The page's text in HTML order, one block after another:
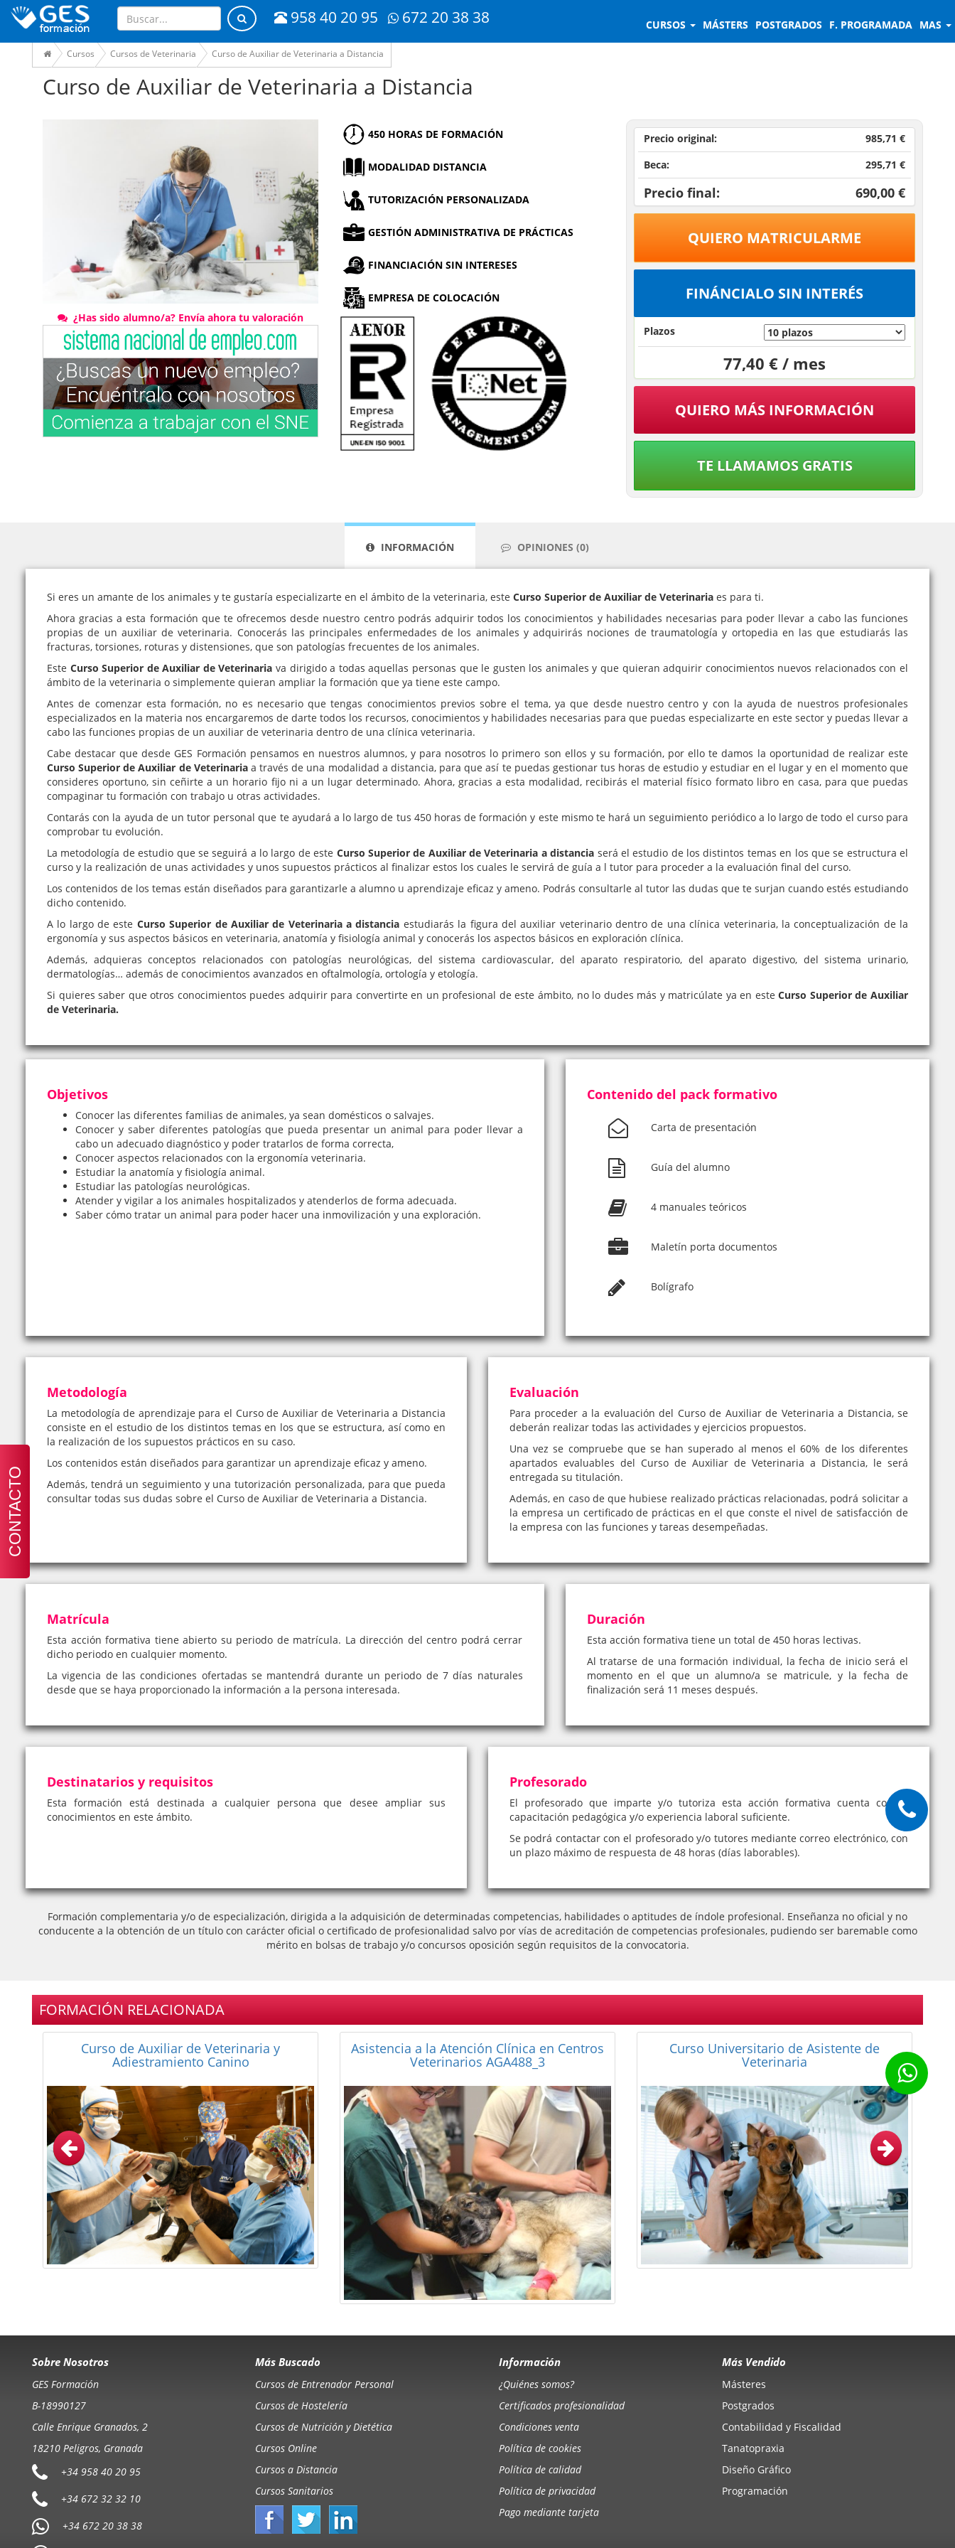
958 40 20 95 672 20 38 38 CURSOS MÁSTERS POSTGRADOS F. PROGRAMADA MAS
Cursos Cursos de Veterinaria Curso de Auxiliar de Veterinaria a Distancia
Curso de Auxiliar de Veterinaria a Distancia
¿Has sido alumno/a? Envía ahora tu valoración
Precio original:
985,71 €
Beca:
295,71 €
Precio final: 690,00 €
QUIERO MATRICULARME
FINÁNCIALO SIN INTERÉS
Plazos
77,40 € / mes
QUIERO MÁS INFORMACIÓN
TE LLAMAMOS GRATIS
450 HORAS DE FORMACIÓN
MODALIDAD DISTANCIA
TUTORIZACIÓN PERSONALIZADA
GESTIÓN ADMINISTRATIVA DE PRÁCTICAS
FINANCIACIÓN SIN INTERESES
EMPRESA DE COLOCACIÓN
INFORMACIÓN OPINIONES (0)
Si eres un amante de los animales y te gustaría especializarte en el ámbito de la veterinaria, este Curso Superior de Auxiliar de Veterinaria es para ti.
Ahora gracias a esta formación que te ofrecemos desde nuestro centro podrás adquirir todos los conocimientos y habilidades necesarias para poder llevar a cabo las funciones
propias de un auxiliar de veterinaria. Conocerás las principales enfermedades de los animales y adquirirás nociones de traumatología y ortopedia en las que estudiarás las
fracturas, torsiones, roturas y distensiones, que son patologías frecuentes de los animales.
Este Curso Superior de Auxiliar de Veterinariava dirigido a todas aquellas personas que le gusten los animales y que quieran adquirir conocimientos nuevos relacionados con el
ámbito de la veterinaria o simplemente quieran ampliar la formación que ya tiene este campo.
Antes de comenzar esta formación, no es necesario que tengas conocimientos previos sobre el tema, ya que desde nuestro centro y con la ayuda de nuestros profesionales
especializados en la materia nos encargaremos de darte todos los recursos, conocimientos y habilidades necesarias para que puedas especializarte en este sector y puedas llevar a
cabo las funciones propias de un auxiliar de veterinaria dentro de una clínica veterinaria.
Cabe destacar que desde GES Formación pensamos en nuestros alumnos, y para nosotros lo primero son ellos y su formación, por ello te damos la oportunidad de realizar este
Curso Superior de Auxiliar de Veterinaria a través de una modalidad a distancia, para que así te puedas gestionar tus horas de estudio y estudiar en el lugar y en el momento que
consideres oportuno, sin ceñirte a un horario fijo ni a un lugar determinado. Ahora, gracias a esta modalidad, recibirás el material físico formato libro en casa, para que puedas
compaginar tu formación con trabajo u otras actividades.
Contarás con la ayuda de un tutor personal que te ayudará a lo largo de tus 450 horas de formación y este mismo te hará un seguimiento periódico a lo largo de todo el curso para
comprobar tu evolución.
La metodología de estudio que se seguirá a lo largo de este Curso Superior de Auxiliar de Veterinaria a distancia será el estudio de los distintos temas en los que se estructura el
curso y la realización de unas actividades y unos supuestos prácticos al finalizar estos los cuales le servirá de guía a l tutor para proceder a la evaluación final del curso.
Los contenidos de los temas están diseñados para garantizarle a alumno u aprendizaje eficaz y ameno. Podrás consultarle al tutor las dudas que te surjan cuando estés estudiando
dicho contenido.
A lo largo de este Curso Superior de Auxiliar de Veterinaria a distancia estudiarás la figura del auxiliar veterinario dentro de una clínica veterinaria, la conceptualización de la
ergonomía y sus aspectos básicos en veterinaria, anatomía y fisiología animal y conocerás los aspectos básicos en exploración clínica.
Además, adquieras conceptos relacionados con patologías neurológicas, del sistema cardiovascular, del aparato respiratorio, del aparato digestivo, del sistema urinario,
dermatologías… además de conocimientos avanzados en oftalmología, ortología y etología.
Si quieres saber que otros conocimientos puedes adquirir para convertirte en un profesional de este ámbito, no lo dudes más y matricúlate ya en esteCurso Superior de Auxiliar
de Veterinaria.
Objetivos
Conocer las diferentes familias de animales, ya sean domésticos o salvajes.
Conocer y saber diferentes patologías que pueda presentar un animal para poder llevar a
cabo un adecuado diagnóstico y poder tratarlos de forma correcta,
Conocer aspectos relacionados con la ergonomía veterinaria.
Estudiar la anatomía y fisiología animal.
Estudiar las patologías neurológicas.
Atender y vigilar a los animales hospitalizados y atenderlos de forma adecuada.
Saber cómo tratar un animal para poder hacer una inmovilización y una exploración.
Contenido del pack formativo
Carta de presentación
Guía del alumno
4 manuales teóricos
Maletín porta documentos
Bolígrafo
Metodología
La metodología de aprendizaje para el Curso de Auxiliar de Veterinaria a Distancia
consiste en el estudio de los distintos temas en los que se estructura, así como en
la realización de los supuestos prácticos en su caso.
Los contenidos están diseñados para garantizar un aprendizaje eficaz y ameno.
Además, tendrá un seguimiento y una tutorización personalizada, para que pueda
consultar todas sus dudas sobre el Curso de Auxiliar de Veterinaria a Distancia.
Evaluación
Para proceder a la evaluación del Curso de Auxiliar de Veterinaria a Distancia, se
deberán realizar todas las actividades y ejercicios propuestos.
Una vez se compruebe que se han superado al menos el 60% de los diferentes
apartados evaluables del Curso de Auxiliar de Veterinaria a Distancia, le será
entregada su titulación.
Además, en caso de que hubiese realizado prácticas relacionadas, podrá solicitar a
la empresa un certificado de prácticas en el que conste el nivel de satisfacción de
la empresa con las funciones y tareas desempeñadas.
Matrícula
Esta acción formativa tiene abierto su periodo de matrícula. La dirección del centro podrá cerrar
dicho periodo en cualquier momento.
La vigencia de las condiciones ofertadas se mantendrá durante un periodo de 7 días naturales
desde que se haya proporcionado la información a la persona interesada.
Duración
Esta acción formativa tiene un total de 450 horas lectivas.
Al tratarse de una formación individual, la fecha de inicio será el
momento en el que un alumno/a se matricule, y la fecha de
finalización será 11 meses después.
Destinatarios y requisitos
Esta formación está destinada a cualquier persona que desee ampliar sus
conocimientos en este ámbito.
Profesorado
El profesorado que imparte y/o tutoriza esta acción formativa cuenta con la
capacitación pedagógica y/o experiencia laboral suficiente.
Se podrá contactar con el profesorado y/o tutores mediante correo electrónico, con
un plazo máximo de respuesta de 48 horas (días laborables).
Formación complementaria y/o de especialización, dirigida a la adquisición de determinadas competencias, habilidades o aptitudes de índole profesional. Enseñanza no oficial y no
conducente a la obtención de un título con carácter oficial o certificado de profesionalidad salvo por vías de acreditación de competencias profesionales, pudiendo ser baremable como
mérito en bolsas de trabajo y/o concursos oposición según requisitos de la convocatoria.
FORMACIÓN RELACIONADA
Curso de Especialista en Peluquería Canina Curso a Distancia de Dirección de Centros
Veterinarios
Curso de Dirección de Centros Veterinarios
GES Formación
B-18990127
Calle Enrique Granados, 2
18210 Peligros, Granada
+34 958 40 20 95
Cursos de Entrenador Personal
Cursos de Hostelería
Cursos de Nutrición y Dietética
Cursos Online
Cursos a Distancia
Cursos Sanitarios
¿Quiénes somos?
Certificados profesionalidad
Condiciones venta
Política de cookies
Política de calidad
Política de privacidad
Pago mediante tarjeta
Másteres
Postgrados
Contabilidad y Fiscalidad
Tanatopraxia
Diseño Gráfico
Programación
CONTACTO